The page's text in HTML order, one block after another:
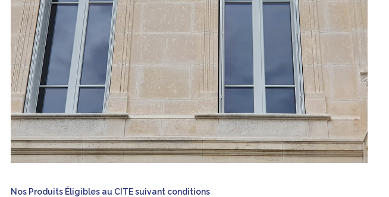
Nos Produits Éligibles au CITE suivant conditions